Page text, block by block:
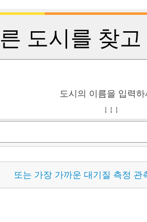
도시를 찾
도시의 이름을 입력
↓ ↓ ↓
또는 가장 가까운 대기질 측정 관